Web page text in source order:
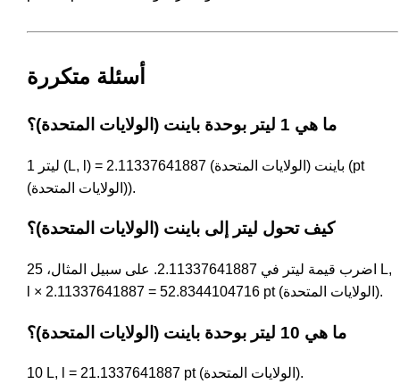
أسئلة متكررة
ما هي 1 ليتر بوحدة باينت (الولايات المتحدة)؟
1 ليتر (L, l) = 2.11337641887 باينت (الولايات المتحدة) (pt
(الولايات المتحدة)).
كيف تحول ليتر إلى باينت (الولايات المتحدة)؟
اضرب قيمة ليتر في 2.11337641887. على سبيل المثال، 25 L,
l × 2.11337641887 = 52.8344104716 pt (الولايات المتحدة).
ما هي 10 ليتر بوحدة باينت (الولايات المتحدة)؟
10 L, l = 21.1337641887 pt (الولايات المتحدة).